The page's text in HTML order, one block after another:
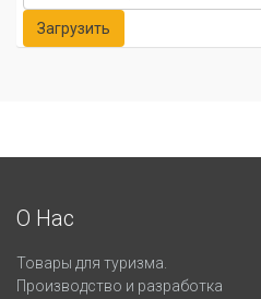
О Нас
Товары для туризма.
Производство и разработка